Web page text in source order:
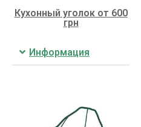
Кухонный уголок от 600
грн
Информация